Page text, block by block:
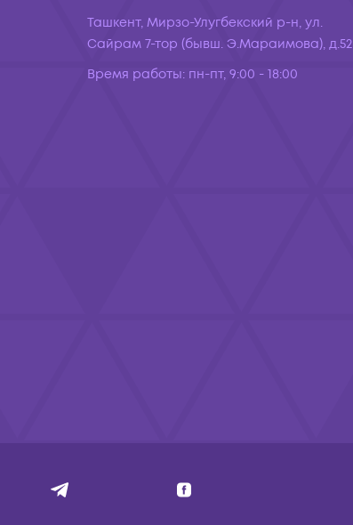
Ташкент, Мирзо-Улугбекский р-н, ул.
Сайрам 7-тор (бывш. Э.Мараимова), д.52
Время работы: пн-пт, 9:00 - 18:00